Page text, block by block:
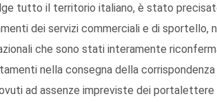
tutto il territorio italiano, è stato
dei servizi commerciali e di
che sono stati interamente
nella consegna della
ad assenze impreviste dei portalettere